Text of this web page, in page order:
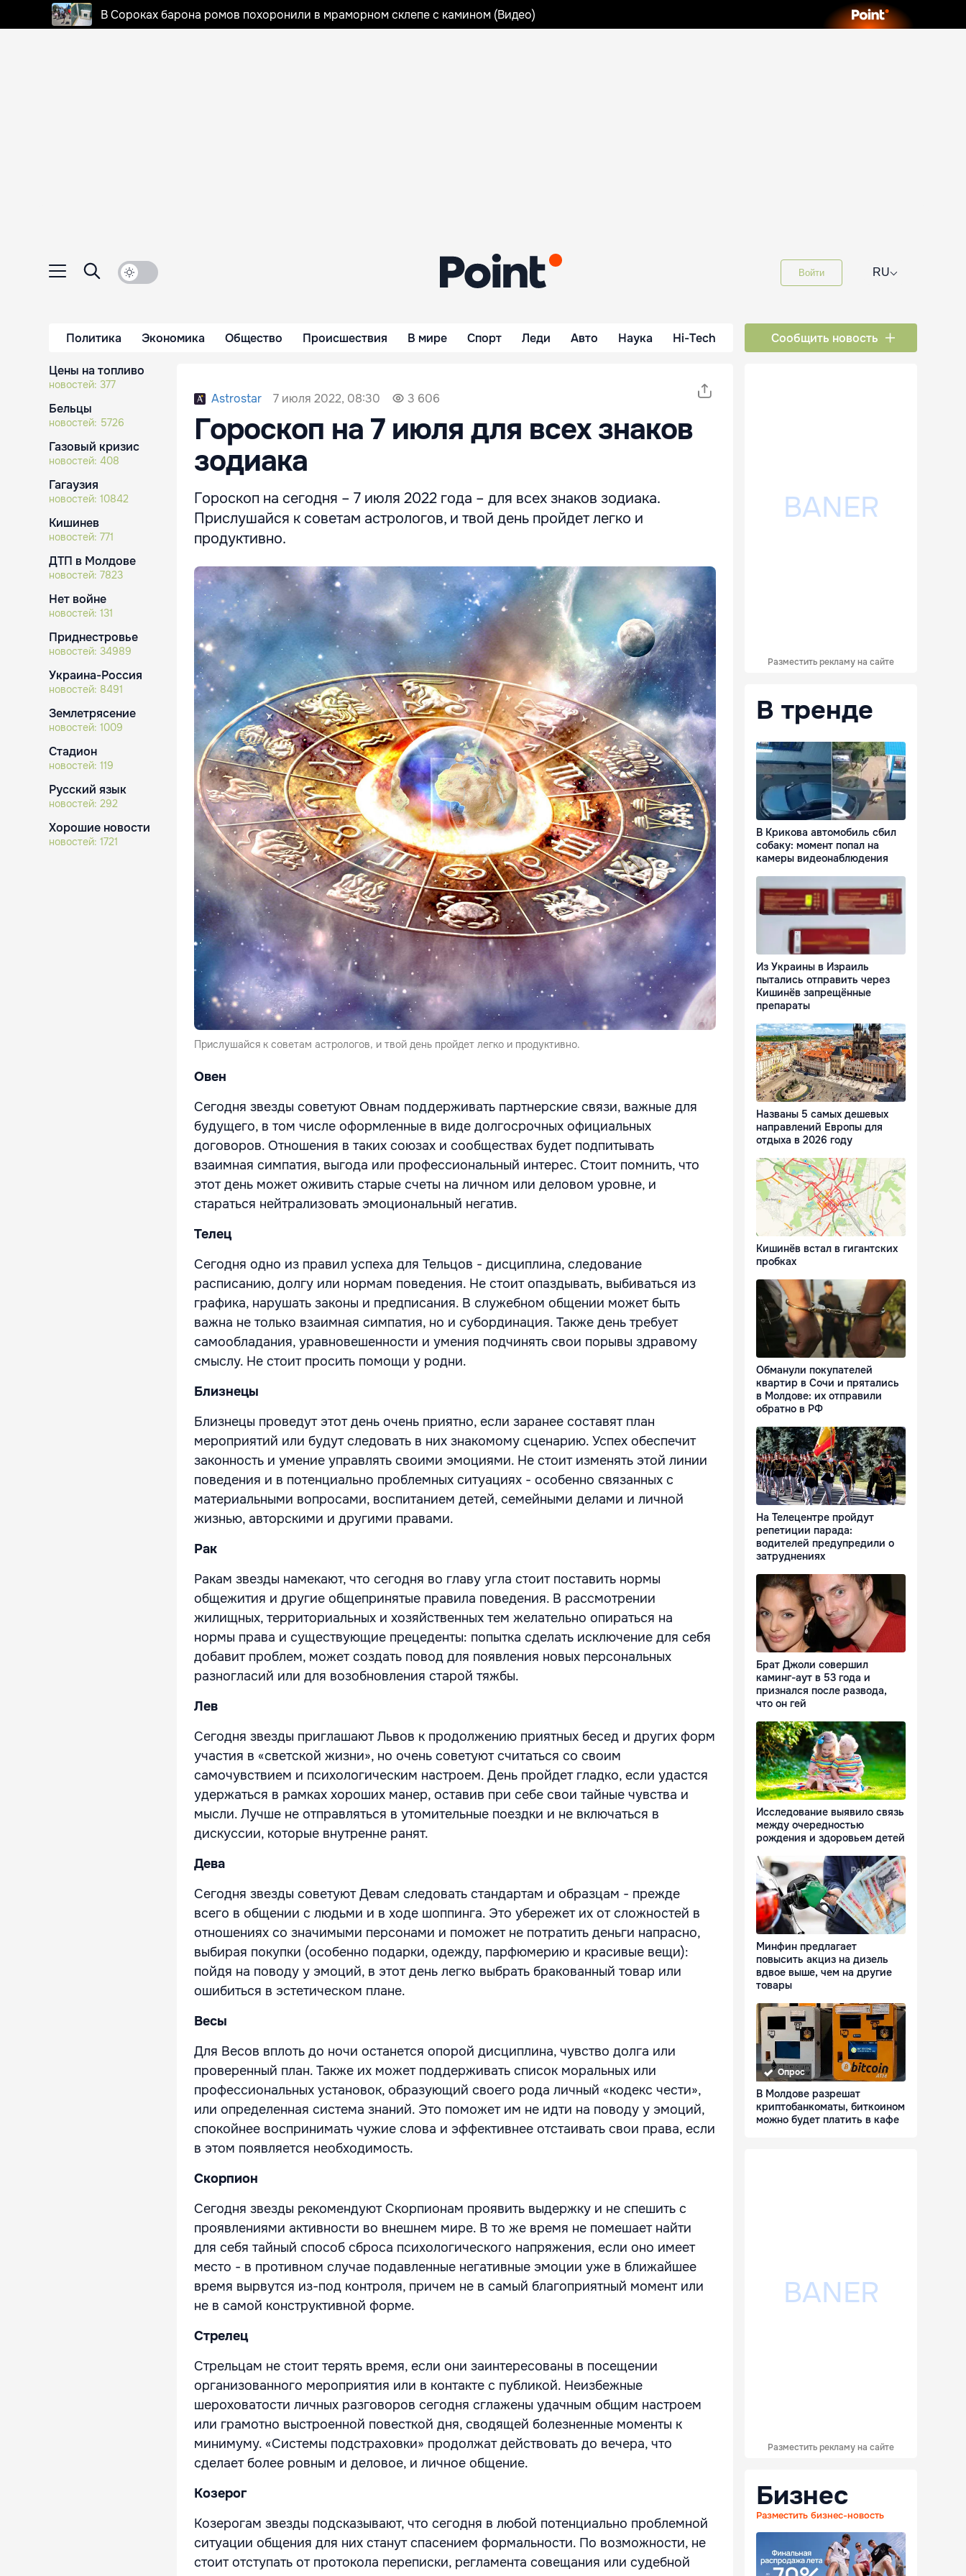
В Сороках барона ромов похоронили в мраморном склепе с камином (Видео)
Войти RU⌵
Политика Экономика Общество Происшествия В мире Спорт Леди Авто Наука Hi-Tech Сообщить новость
Цены на топливо
новостей: 377
Бельцы
новостей: 5726
Газовый кризис
новостей: 408
Гагаузия
новостей: 10842
Кишинев
новостей: 771
ДТП в Молдове
новостей: 7823
Нет войне
новостей: 131
Приднестровье
новостей: 34989
Украина-Россия
новостей: 8491
Землетрясение
новостей: 1009
Стадион
новостей: 119
Русский язык
новостей: 292
Хорошие новости
новостей: 1721
Astrostar 7 июля 2022, 08:30 3 606
Гороскоп на 7 июля для всех знаков
зодиака
Гороскоп на сегодня – 7 июля 2022 года – для всех знаков зодиака.
Прислушайся к советам астрологов, и твой день пройдет легко и
продуктивно.
Прислушайся к советам астрологов, и твой день пройдет легко и продуктивно.
Овен
Сегодня звезды советуют Овнам поддерживать партнерские связи, важные для
будущего, в том числе оформленные в виде долгосрочных официальных
договоров. Отношения в таких союзах и сообществах будет подпитывать
взаимная симпатия, выгода или профессиональный интерес. Стоит помнить, что
этот день может оживить старые счеты на личном или деловом уровне, и
стараться нейтрализовать эмоциональный негатив.
Телец
Сегодня одно из правил успеха для Тельцов - дисциплина, следование
расписанию, долгу или нормам поведения. Не стоит опаздывать, выбиваться из
графика, нарушать законы и предписания. В служебном общении может быть
важна не только взаимная симпатия, но и субординация. Также день требует
самообладания, уравновешенности и умения подчинять свои порывы здравому
смыслу. Не стоит просить помощи у родни.
Близнецы
Близнецы проведут этот день очень приятно, если заранее составят план
мероприятий или будут следовать в них знакомому сценарию. Успех обеспечит
законность и умение управлять своими эмоциями. Не стоит изменять этой линии
поведения и в потенциально проблемных ситуациях - особенно связанных с
материальными вопросами, воспитанием детей, семейными делами и личной
жизнью, авторскими и другими правами.
Рак
Ракам звезды намекают, что сегодня во главу угла стоит поставить нормы
общежития и другие общепринятые правила поведения. В рассмотрении
жилищных, территориальных и хозяйственных тем желательно опираться на
нормы права и существующие прецеденты: попытка сделать исключение для себя
добавит проблем, может создать повод для появления новых персональных
разногласий или для возобновления старой тяжбы.
Лев
Сегодня звезды приглашают Львов к продолжению приятных бесед и других форм
участия в «светской жизни», но очень советуют считаться со своим
самочувствием и психологическим настроем. День пройдет гладко, если удастся
удержаться в рамках хороших манер, оставив при себе свои тайные чувства и
мысли. Лучше не отправляться в утомительные поездки и не включаться в
дискуссии, которые внутренне ранят.
Дева
Сегодня звезды советуют Девам следовать стандартам и образцам - прежде
всего в общении с людьми и в ходе шоппинга. Это убережет их от сложностей в
отношениях со значимыми персонами и поможет не потратить деньги напрасно,
выбирая покупки (особенно подарки, одежду, парфюмерию и красивые вещи):
пойдя на поводу у эмоций, в этот день легко выбрать бракованный товар или
ошибиться в эстетическом плане.
Весы
Для Весов вплоть до ночи останется опорой дисциплина, чувство долга или
проверенный план. Также их может поддерживать список моральных или
профессиональных установок, образующий своего рода личный «кодекс чести»,
или определенная система знаний. Это поможет им не идти на поводу у эмоций,
спокойнее воспринимать чужие слова и эффективнее отстаивать свои права, если
в этом появляется необходимость.
Скорпион
Сегодня звезды рекомендуют Скорпионам проявить выдержку и не спешить с
проявлениями активности во внешнем мире. В то же время не помешает найти
для себя тайный способ сброса психологического напряжения, если оно имеет
место - в противном случае подавленные негативные эмоции уже в ближайшее
время вырвутся из-под контроля, причем не в самый благоприятный момент или
не в самой конструктивной форме.
Стрелец
Стрельцам не стоит терять время, если они заинтересованы в посещении
организованного мероприятия или в контакте с публикой. Неизбежные
шероховатости личных разговоров сегодня сглажены удачным общим настроем
или грамотно выстроенной повесткой дня, сводящей болезненные моменты к
минимуму. «Системы подстраховки» продолжат действовать до вечера, что
сделает более ровным и деловое, и личное общение.
Козерог
Козерогам звезды подсказывают, что сегодня в любой потенциально проблемной
ситуации общения для них станут спасением формальности. По возможности, не
стоит отступать от протокола переписки, регламента совещания или судебной
Разместить рекламу на сайте
В тренде
В Крикова автомобиль сбил
собаку: момент попал на
камеры видеонаблюдения
Из Украины в Израиль
пытались отправить через
Кишинёв запрещённые
препараты
Названы 5 самых дешевых
направлений Европы для
отдыха в 2026 году
Кишинёв встал в гигантских
пробках
Обманули покупателей
квартир в Сочи и прятались
в Молдове: их отправили
обратно в РФ
На Телецентре пройдут
репетиции парада:
водителей предупредили о
затруднениях
Брат Джоли совершил
каминг-аут в 53 года и
признался после развода,
что он гей
Исследование выявило связь
между очередностью
рождения и здоровьем детей
Минфин предлагает
повысить акциз на дизель
вдвое выше, чем на другие
товары
Опрос
В Молдове разрешат
криптобанкоматы, биткоином
можно будет платить в кафе
Разместить рекламу на сайте
Бизнес
Разместить бизнес-новость